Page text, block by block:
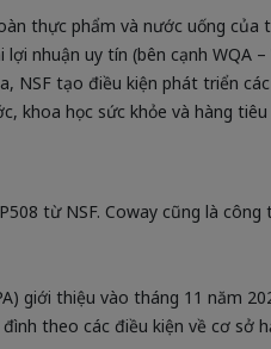
thực phẩm và nước uống của
nhuận uy tín (bên cạnh WQA
NSF tạo điều kiện phát triển
khoa học sức khỏe và hàng
từ NSF. Coway cũng là công
giới thiệu vào tháng 11 năm
theo các điều kiện về cơ sở